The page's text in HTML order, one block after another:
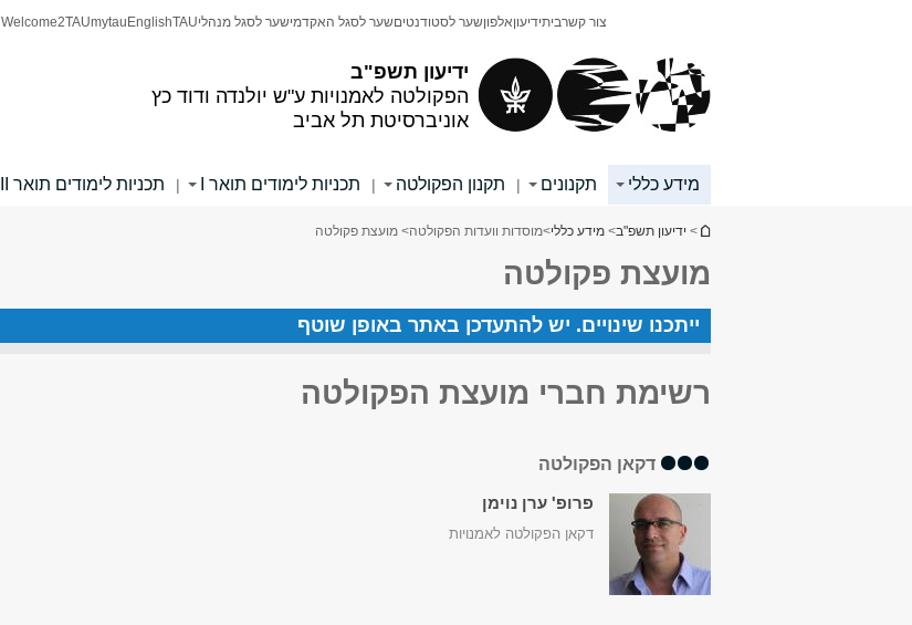
ידיעון תשפ"ב
הפקולטה לאמנויות ע"ש יולנדה ודוד כץ
אוניברסיטת תל אביב
צור קשרביתידיעוןאלפוןשער לסטודנטיםשער לסגל האקדמישער לסגל מנהליTAU
English
mytau
Welcome2TAU
מידע כללי תקנונים | תקנון הפקולטה | תכניות לימודים תואר I | תכניות לימודים תואר II
הינך נמצא כאן
> ידיעון תשפ"ב> מידע כללי>מוסדות וועדות הפקולטה> מועצת פקולטה
מועצת פקולטה
ייתכנו שינויים. יש להתעדכן באתר באופן שוטף
רשימת חברי מועצת הפקולטה
דקאן הפקולטה
פרופ' ערן נוימן
דקאן הפקולטה לאמנויות